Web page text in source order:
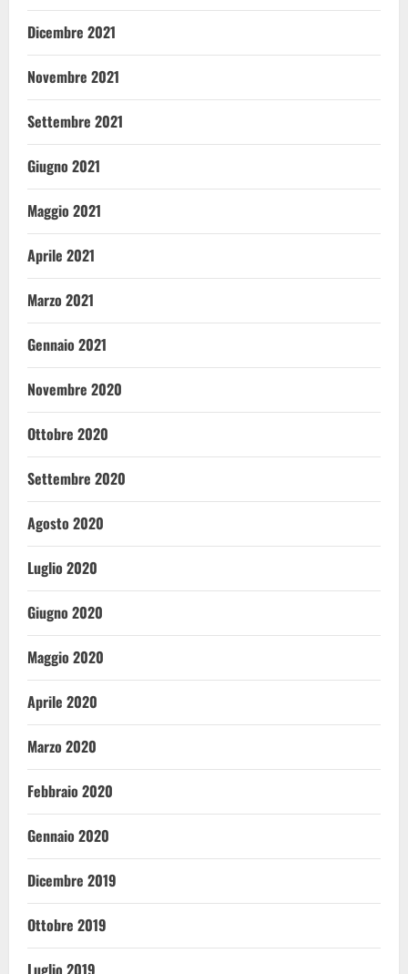
Dicembre 2021
Novembre 2021
Settembre 2021
Giugno 2021
Maggio 2021
Aprile 2021
Marzo 2021
Gennaio 2021
Novembre 2020
Ottobre 2020
Settembre 2020
Agosto 2020
Luglio 2020
Giugno 2020
Maggio 2020
Aprile 2020
Marzo 2020
Febbraio 2020
Gennaio 2020
Dicembre 2019
Ottobre 2019
Luglio 2019